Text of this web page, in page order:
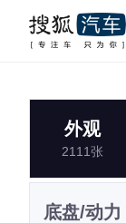
外观
2111张
底盘/动力